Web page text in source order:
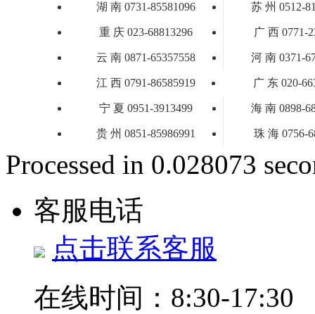
湖 南 0731-85581096 苏 州 0512-
重 庆 023-68813296 广 西 0771-
云 南 0871-65357558 河 南 0371-
江 西 0791-86585919 广 东 020-
宁 夏 0951-3913499 海 南 0898-
贵 州 0851-85986991 珠 海 0756-
Processed in 0.028073
客服电话
点击联系客服
在线时间：8:30-17:30